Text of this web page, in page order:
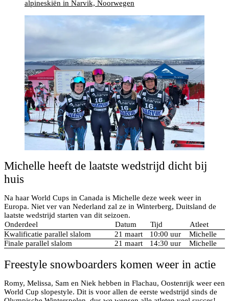
alpineskiën in Narvik, Noorwegen
Michelle heeft de laatste wedstrijd dicht bij
huis
Na haar World Cups in Canada is Michelle deze week weer in
Europa. Niet ver van Nederland zal ze in Winterberg, Duitsland de
laatste wedstrijd starten van dit seizoen.
Onderdeel
Datum Tijd
Atleet
Kwalificatie parallel slalom
21 maart 10:00 uur
Michelle
Finale parallel slalom
21 maart 14:30 uur Michelle
Freestyle snowboarders komen weer in actie
Romy, Melissa, Sam en Niek hebben in Flachau, Oostenrijk weer een
World Cup slopestyle. Dit is voor allen de eerste wedstrijd sinds de